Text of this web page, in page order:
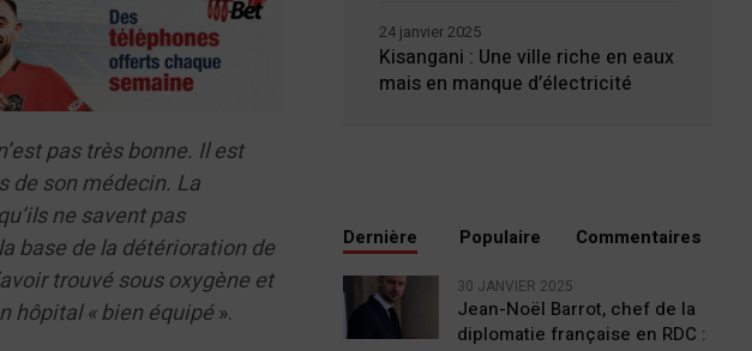
pas très bonne. Il est
de son médecin. La
ne savent pas
base de la détérioration de
trouvé sous oxygène et
hôpital « bien équipé».
Kisangani : Une ville riche en eaux
mais en manque d’électricité
24 janvier 2025
Dernière Populaire Commentaires
30 JANVIER 2025
Jean-Noël Barrot, chef de la
diplomatie française en RDC :